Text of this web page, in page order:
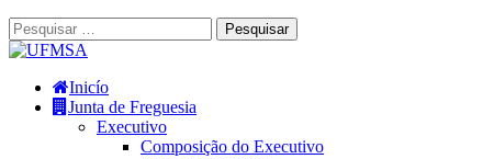
Inicío
Junta de Freguesia
Executivo
Composição do Executivo